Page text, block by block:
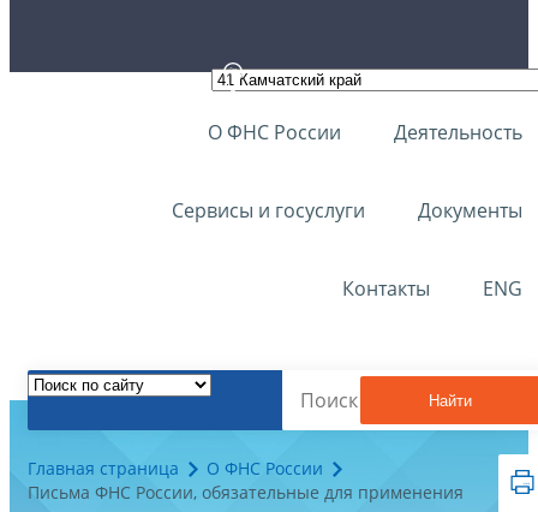
О ФНС России Деятельность
Сервисы и госуслуги Документы
Контакты ENG
Найти
Главная страница
О ФНС России
Письма ФНС России, обязательные для применения